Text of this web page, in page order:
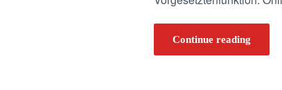
Continue reading